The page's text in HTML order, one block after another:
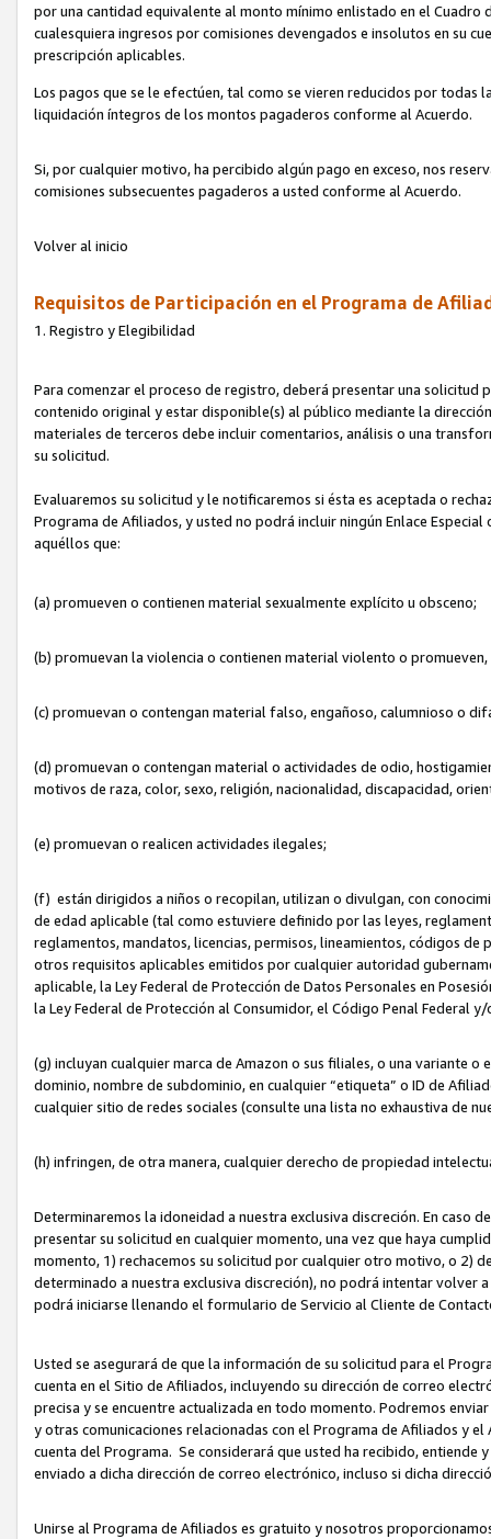
por una cantidad equivalente al monto mínimo enlistado en el
cualesquiera ingresos por comisiones devengados e insolutos en su
prescripción aplicables.
Los pagos que se le efectúen, tal como se vieren reducidos por todas
liquidación íntegros de los montos pagaderos conforme al Acuerdo.
Si, por cualquier motivo, ha percibido algún pago en exceso, nos
comisiones subsecuentes pagaderos a usted conforme al Acuerdo.
Volver al inicio
Requisitos de Participación en el Programa de
1. Registro y Elegibilidad
Para comenzar el proceso de registro, deberá presentar una solicitud
contenido original y estar disponible(s) al público mediante la
materiales de terceros debe incluir comentarios, análisis o una
su solicitud.
Evaluaremos su solicitud y le notificaremos si ésta es aceptada o
Programa de Afiliados, y usted no podrá incluir ningún Enlace
aquéllos que:
(a) promueven o contienen material sexualmente explícito u obsceno;
(b) promuevan la violencia o contienen material violento o
(c) promuevan o contengan material falso, engañoso, calumnioso o
(d) promuevan o contengan material o actividades de odio,
motivos de raza, color, sexo, religión, nacionalidad, discapacidad,
(e) promuevan o realicen actividades ilegales;
(f) están dirigidos a niños o recopilan, utilizan o divulgan, con
de edad aplicable (tal como estuviere definido por las leyes,
reglamentos, mandatos, licencias, permisos, lineamientos, códigos
otros requisitos aplicables emitidos por cualquier autoridad
aplicable, la Ley Federal de Protección de Datos Personales en
la Ley Federal de Protección al Consumidor, el Código Penal Federal
(g) incluyan cualquier marca de Amazon o sus filiales, o una variante
dominio, nombre de subdominio, en cualquier “etiqueta” o ID de
cualquier sitio de redes sociales (consulte una lista no exhaustiva de
(h) infringen, de otra manera, cualquier derecho de propiedad
Determinaremos la idoneidad a nuestra exclusiva discreción. En caso
presentar su solicitud en cualquier momento, una vez que haya
momento, 1) rechacemos su solicitud por cualquier otro motivo, o 2)
determinado a nuestra exclusiva discreción), no podrá intentar volver
podrá iniciarse llenando el formulario de Servicio al Cliente de
Usted se asegurará de que la información de su solicitud para el
cuenta en el Sitio de Afiliados, incluyendo su dirección de correo
precisa y se encuentre actualizada en todo momento. Podremos
y otras comunicaciones relacionadas con el Programa de Afiliados y
cuenta del Programa. Se considerará que usted ha recibido, entiende
enviado a dicha dirección de correo electrónico, incluso si dicha
Unirse al Programa de Afiliados es gratuito y nosotros